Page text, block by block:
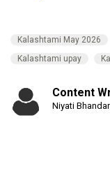
Kalashtami May 2026
Kalashtami upay
Content
Niyati